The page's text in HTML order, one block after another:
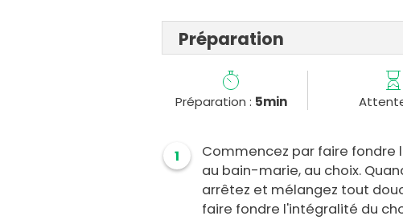
Préparation
Préparation : 5min
1
Commencez par faire
au bain-marie, au choix.
arrêtez et mélangez tout
faire fondre l'intégralité du